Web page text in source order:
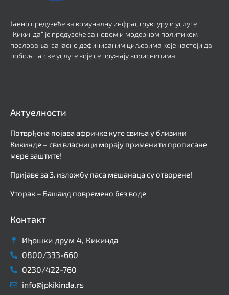
Јавно предузеће за комуналну инфраструктуру и услуге
„Кикинда“ је предузеће са новом и модерном политиком
пословања, са јасно дефинисаним циљевима које настоји да
побољша све услуге које се пружају корисницима.
Актуелности
Потврђена појава афричке куге свиња у близини
Кикинде – сви власници морају применити прописане
мере заштите!
Пријаве за 3. изложбу паса мешанаца су отворене!
Уторак – Башаид повремено без воде
Контакт
Иђошки друм 4, Кикинда
0800/333-660
0230/422-760
info@jpkikinda.rs